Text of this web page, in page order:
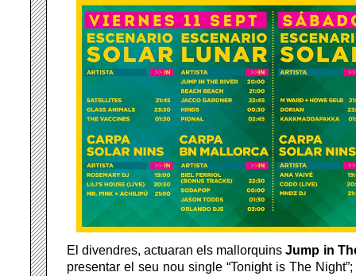
El divendres, actuaran els mallorquinsJump in
presentar el seu nou single “Tonight is The